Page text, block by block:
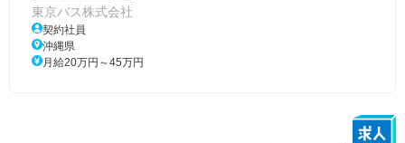
東京バス株式会社
契約社員
沖縄県
月給20万円～45万円